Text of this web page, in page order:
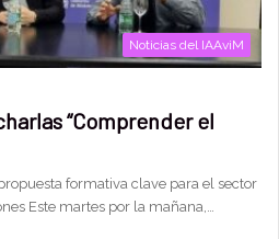
Noticias del IAAviM
“Comprender el
formativa clave para el sector
Este martes por la mañana,…